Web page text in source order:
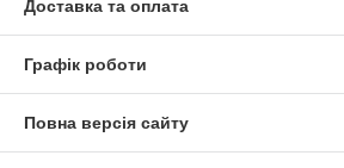
Доставка та оплата
Графік роботи
Повна версія сайту